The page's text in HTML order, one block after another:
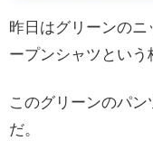
昨日はグリーンの
ープンシャツという
このグリーンのパ
だ。